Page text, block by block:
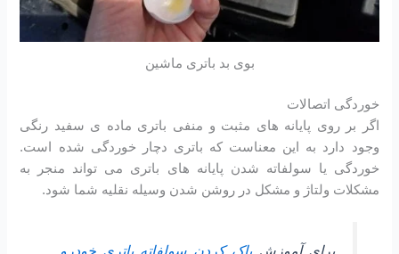
بوی بد باتری ماشین
خوردگی اتصالات
اگر بر روی پایانه های مثبت و منفی باتری ماده ی سفید رنگی
وجود دارد به این معناست که باتری دچار خوردگی شده است.
خوردگی یا سولفاته شدن پایانه های باتری می تواند منجر به
مشکلات ولتاژ و مشکل در روشن شدن وسیله نقلیه شما شود.
برای آموزشپاک کردن سولفاته باتری خودرو